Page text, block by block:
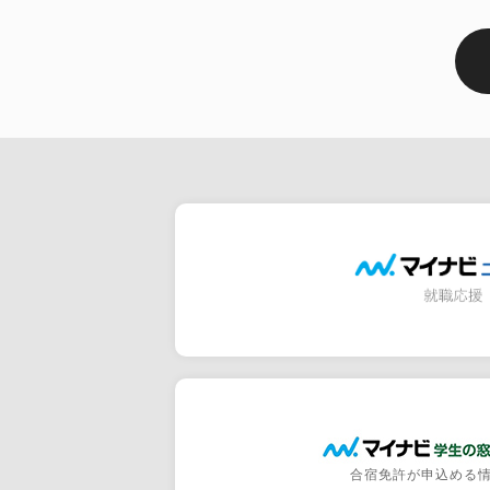
合宿免許が申込める